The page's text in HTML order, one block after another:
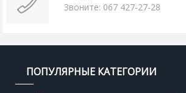
Звоните: 067 427-27-28
ПОПУЛЯРНЫЕ КАТЕГОРИИ